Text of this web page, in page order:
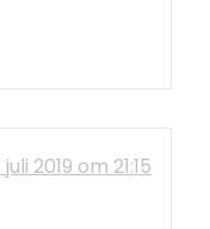
juli 2019 om 21:15